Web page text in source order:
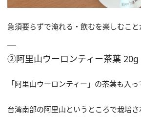
急須要らずで淹れる・飲むを楽しむこと
②阿里山ウーロンティー茶葉 20g
「阿里山ウーロンティー」の茶葉も入っ
台湾南部の阿里山というところで栽培